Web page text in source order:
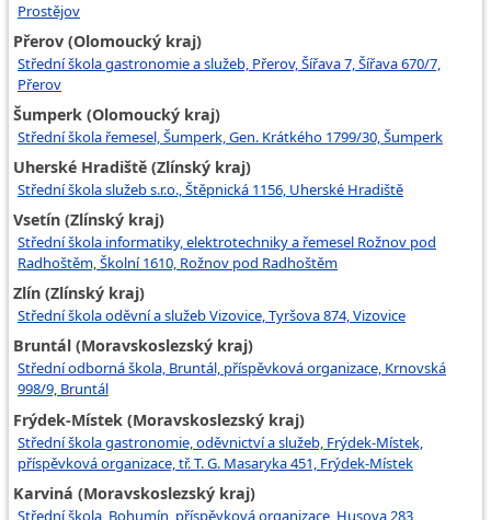
Prostějov
Přerov (Olomoucký kraj)
Střední škola gastronomie a služeb, Přerov, Šířava 7, Šířava 670/7,
Přerov
Šumperk (Olomoucký kraj)
Střední škola řemesel, Šumperk, Gen. Krátkého 1799/30, Šumperk
Uherské Hradiště (Zlínský kraj)
Střední škola služeb s.r.o., Štěpnická 1156, Uherské Hradiště
Vsetín (Zlínský kraj)
Střední škola informatiky, elektrotechniky a řemesel Rožnov pod
Radhoštěm, Školní 1610, Rožnov pod Radhoštěm
Zlín (Zlínský kraj)
Střední škola oděvní a služeb Vizovice, Tyršova 874, Vizovice
Bruntál (Moravskoslezský kraj)
Střední odborná škola, Bruntál, příspěvková organizace, Krnovská
998/9, Bruntál
Frýdek-Místek (Moravskoslezský kraj)
Střední škola gastronomie, oděvnictví a služeb, Frýdek-Místek,
příspěvková organizace, tř. T. G. Masaryka 451, Frýdek-Místek
Karviná (Moravskoslezský kraj)
Střední škola, Bohumín, příspěvková organizace, Husova 283,